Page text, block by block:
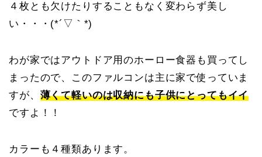
４枚とも欠けたりすることもなく変わらず美し
い・・・(*´▽｀*)
わが家ではアウトドア用のホーロー食器も買ってし
まったので、このファルコンは主に家で使っていま
すが、 薄くて軽いのは収納にも子供にとってもイイ
ですよ！！
カラーも４種類あります。